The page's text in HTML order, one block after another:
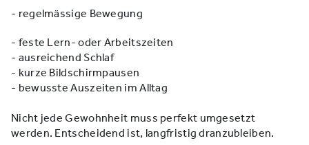
- regelmässige Bewegung
- feste Lern- oder Arbeitszeiten
- ausreichend Schlaf
- kurze Bildschirmpausen
- bewusste Auszeiten im Alltag
Nicht jede Gewohnheit muss perfekt umgesetzt
werden. Entscheidend ist, langfristig dranzubleiben.